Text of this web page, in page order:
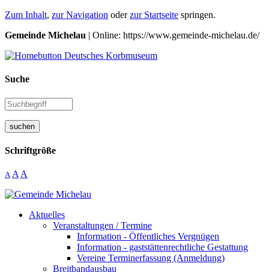
Zum Inhalt, zur Navigation oderzur Startseite springen.
Gemeinde Michelau | Online: https://www.gemeinde-michelau.de/
Suche
suchen
Schriftgröße
A A A
Aktuelles
Veranstaltungen / Termine
Information - Öffentliches Vergnügen
Information - gaststättenrechtliche Gestattung
Vereine Terminerfassung (Anmeldung)
Breitbandausbau